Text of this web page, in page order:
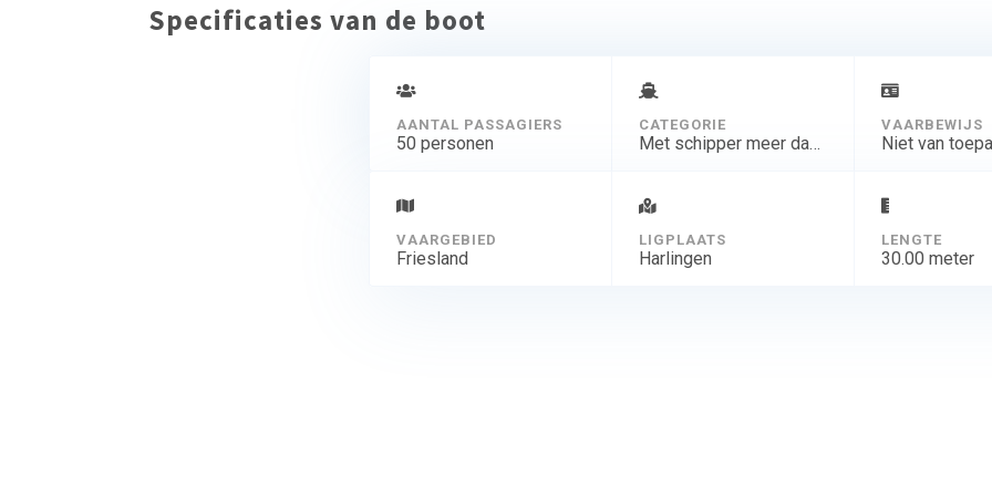
Specificaties van de boot
AANTAL PASSAGIERS
50 personen
CATEGORIE
Met schipper meer dagen
VAARBEWIJS
Niet van
VAARGEBIED
Friesland
LIGPLAATS
Harlingen
LENGTE
30.00 meter